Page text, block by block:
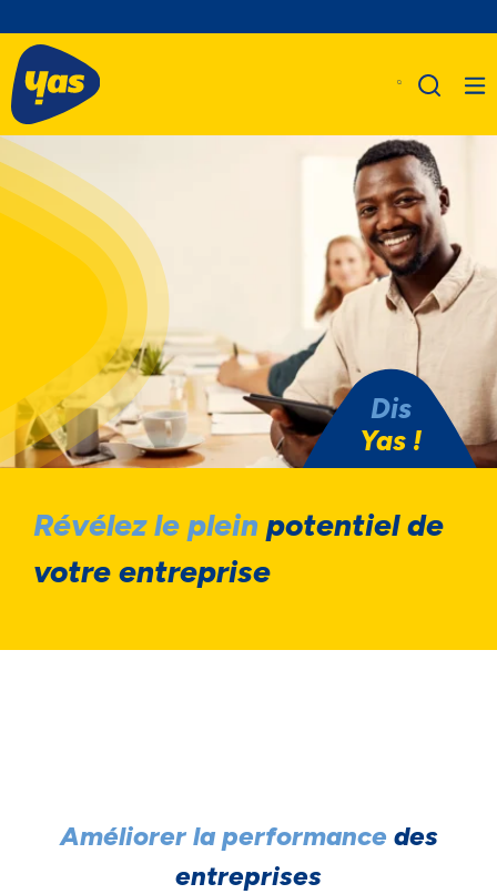
Dis
Yas !
Révélez le plein potentiel de
votre entreprise
Améliorer la performance des
entreprises